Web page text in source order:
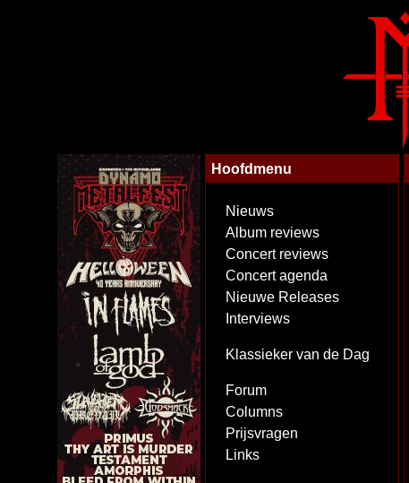
Hoofdmenu
Nieuws
Album reviews
Concert reviews
Concert agenda
Nieuwe Releases
Interviews
Klassieker van de Dag
Forum
Columns
Prijsvragen
Links